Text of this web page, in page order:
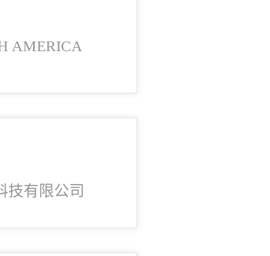
AMERICA
技有限公司